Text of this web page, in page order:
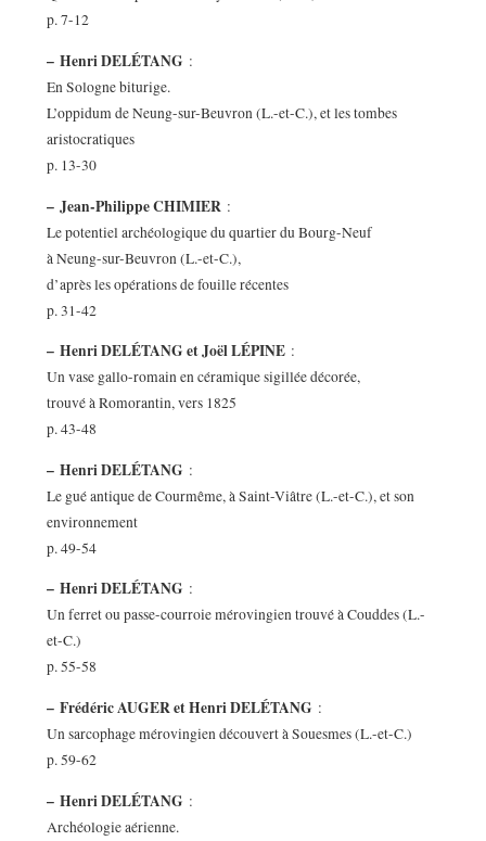
p. 7-12
– Henri DELÉTANG :
En Sologne biturige.
L’oppidum de Neung-sur-Beuvron (L.-et-C.), et les tombes
aristocratiques
p. 13-30
– Jean-Philippe CHIMIER:
Le potentiel archéologique du quartier du Bourg-Neuf
à Neung-sur-Beuvron (L.-et-C.),
d’après les opérations de fouille récentes
p. 31-42
– Henri DELÉTANG et Joël LÉPINE:
Un vase gallo-romain en céramique sigillée décorée,
trouvé à Romorantin, vers 1825
p. 43-48
– Henri DELÉTANG :
Le gué antique de Courmême, à Saint-Viâtre (L.-et-C.), et son
environnement
p. 49-54
– Henri DELÉTANG :
Un ferret ou passe-courroie mérovingien trouvé à Couddes (L.-
et-C.)
p. 55-58
– Frédéric AUGER et Henri DELÉTANG :
Un sarcophage mérovingien découvert à Souesmes (L.-et-C.)
p. 59-62
– Henri DELÉTANG :
Archéologie aérienne.